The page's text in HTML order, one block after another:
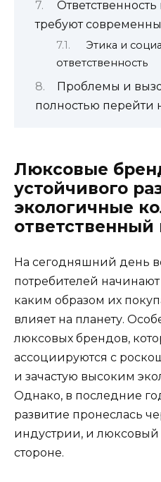
требуют
Этика и
ответственность
Проблемы и
полностью перейти
Люксовые
устойчивого
экологичные
ответственный
На сегодняшний день
потребителей
каким образом их
влияет на планету.
люксовых брендов,
ассоциируются с
и зачастую высоким
Однако, в последние
развитие пронеслась
индустрии, и люксовый
стороне.